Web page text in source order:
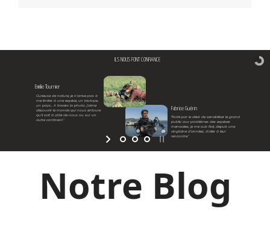
ILS NOUS FONT CONFIANCE
Emilie Tournier
Curieuse de nature, je n’arrive pas à
me limiter à une espèce, un biotope,
un pays… A travers la photo, j’aime
découvrir le monde qui nous entoure
qu’il soit à côté de nous ou sur un
autre continent."
Fabrice Guérin
"Porté par le désir de sensibiliser le grand
public aux problèmes des espèces
menacées, je me suis fixé, depuis une
vingtaine d’années, d’aller à leur
rencontre."
Notre Blog